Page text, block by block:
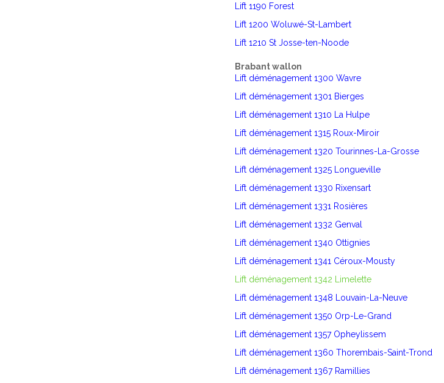
Lift 1190 Forest
Lift 1200 Woluwé-St-Lambert
Lift 1210 St Josse-ten-Noode
Brabant wallon
Lift déménagement 1300 Wavre
Lift déménagement 1301 Bierges
Lift déménagement 1310 La Hulpe
Lift déménagement 1315 Roux-Miroir
Lift déménagement 1320 Tourinnes-La-Grosse
Lift déménagement 1325 Longueville
Lift déménagement 1330 Rixensart
Lift déménagement 1331 Rosières
Lift déménagement 1332 Genval
Lift déménagement 1340 Ottignies
Lift déménagement 1341 Céroux-Mousty
Lift déménagement 1342 Limelette
Lift déménagement 1348 Louvain-La-Neuve
Lift déménagement 1350 Orp-Le-Grand
Lift déménagement 1357 Opheylissem
Lift déménagement 1360 Thorembais-Saint-Trond
Lift déménagement 1367 Ramillies